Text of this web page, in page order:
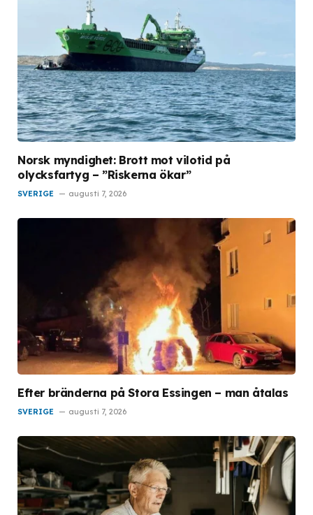
Norsk myndighet: Brott mot vilotid på
olycksfartyg – ”Riskerna ökar”
SVERIGE augusti 7, 2026
Efter bränderna på Stora Essingen – man åtalas
SVERIGE augusti 7, 2026